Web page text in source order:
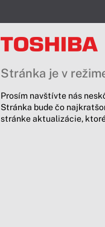
Stránka je v
Prosím navštívte nás
Stránka bude čo
stránke aktualizácie,